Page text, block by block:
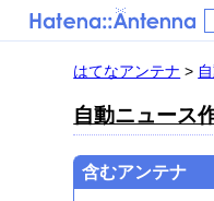
はてなアンテナ >
自動ニュース
含むアンテナ